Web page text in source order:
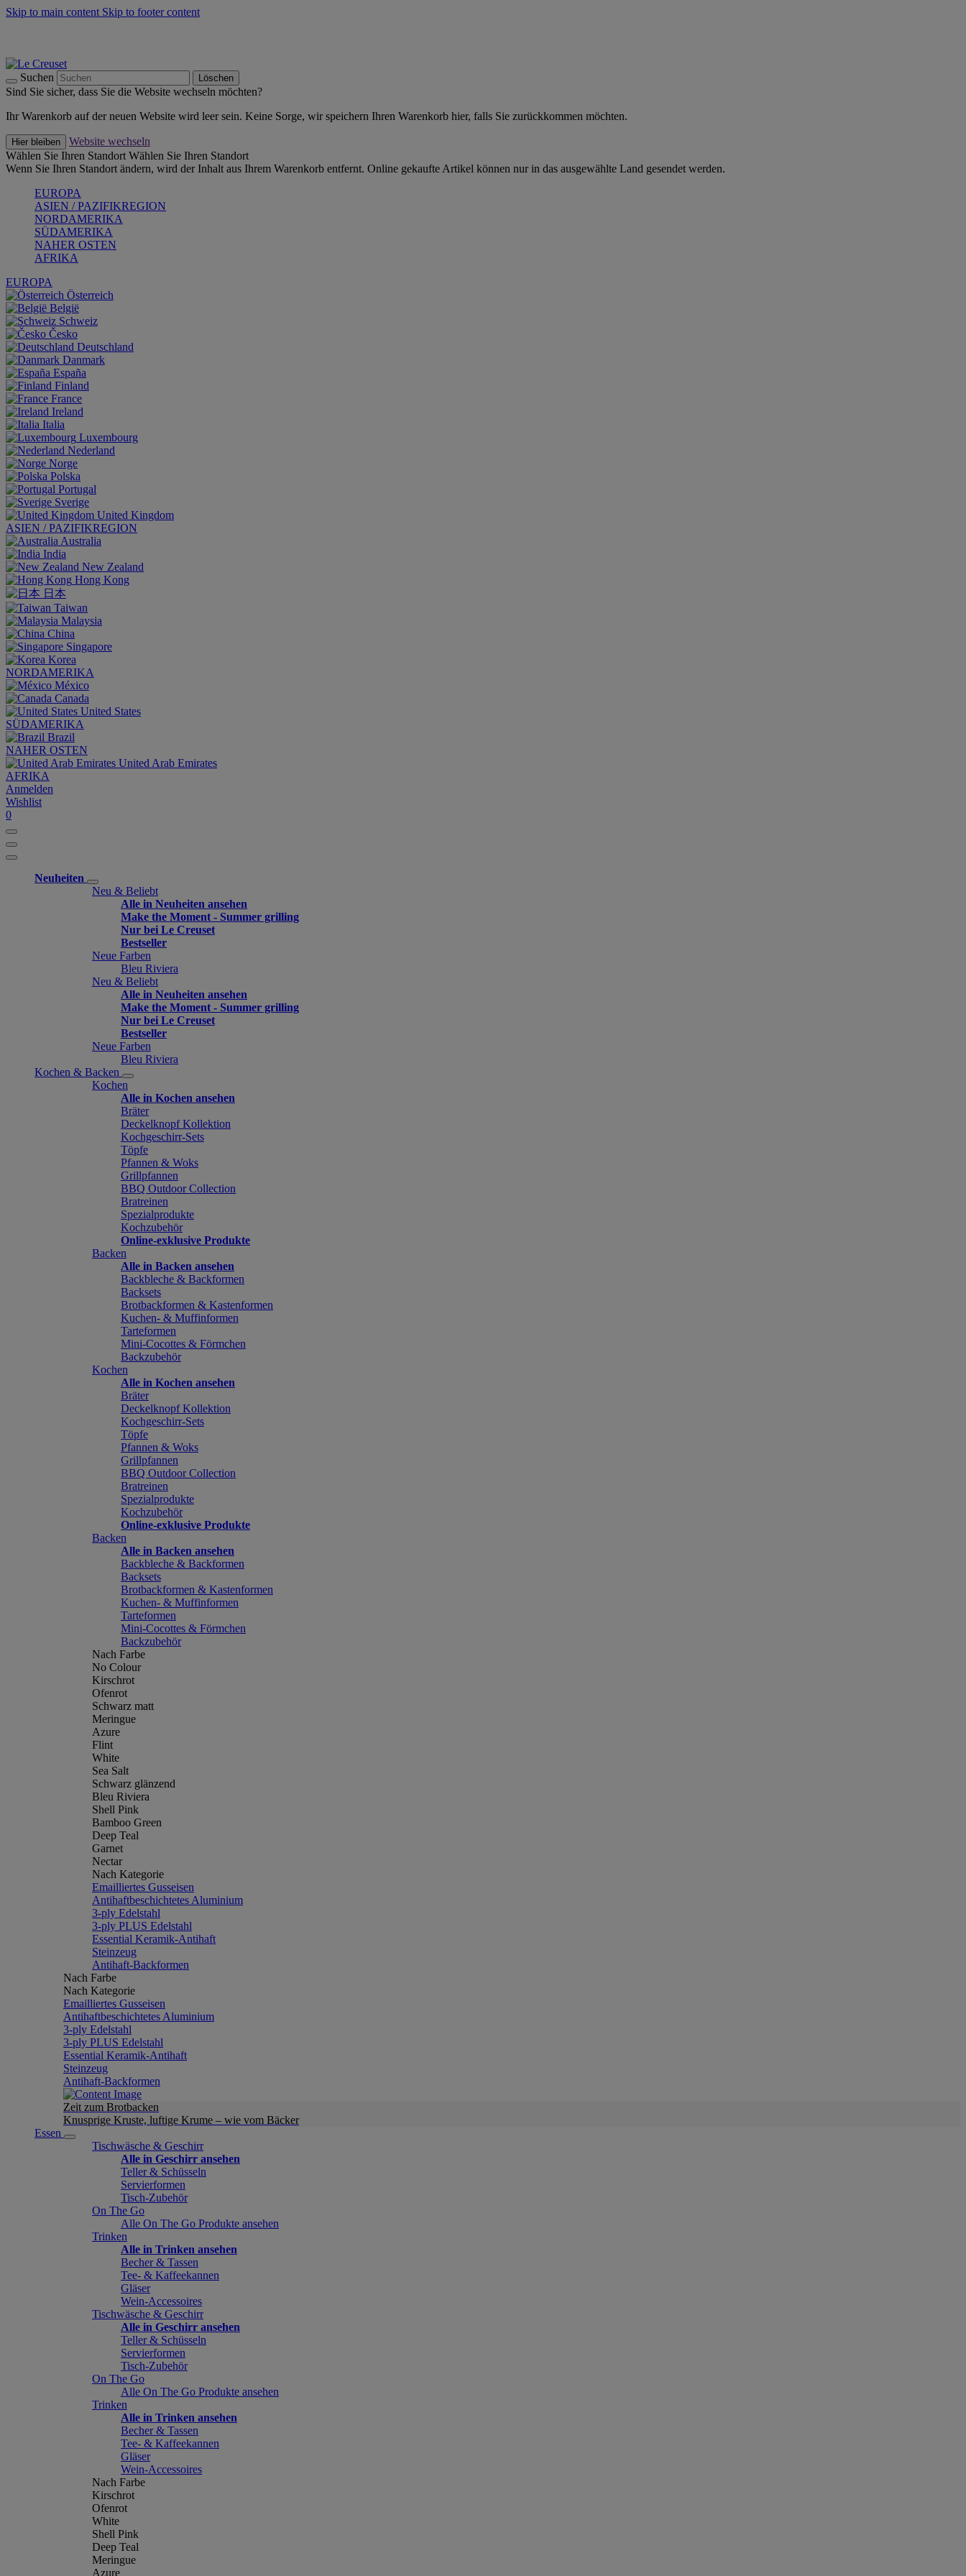
Skip to main content Skip to footer content
Suchen Löschen
Sind Sie sicher, dass Sie die Website wechseln möchten?
Ihr Warenkorb auf der neuen Website wird leer sein. Keine Sorge, wir speichern Ihren Warenkorb hier, falls Sie zurückkommen möchten.
Hier bleiben
Website wechseln
Wählen Sie Ihren Standort Wählen Sie Ihren Standort
Wenn Sie Ihren Standort ändern, wird der Inhalt aus Ihrem Warenkorb entfernt. Online gekaufte Artikel können nur in das ausgewählte Land gesendet werden.
EUROPA
ASIEN / PAZIFIKREGION
NORDAMERIKA
SÜDAMERIKA
NAHER OSTEN
AFRIKA
EUROPA
Österreich
België
Schweiz
Česko
Deutschland
Danmark
España
Finland
France
Ireland
Italia
Luxembourg
Nederland
Norge
Polska
Portugal
Sverige
United Kingdom
ASIEN / PAZIFIKREGION
Australia
India
New Zealand
Hong Kong
日本
Taiwan
Malaysia
China
Singapore
Korea
NORDAMERIKA
México
Canada
United States
SÜDAMERIKA
Brazil
NAHER OSTEN
United Arab Emirates
AFRIKA
Anmelden
Wishlist
0
Neuheiten
Neu & Beliebt
Alle in Neuheiten ansehen
Make the Moment - Summer grilling
Nur bei Le Creuset
Bestseller
Neue Farben
Bleu Riviera
Neu & Beliebt
Alle in Neuheiten ansehen
Make the Moment - Summer grilling
Nur bei Le Creuset
Bestseller
Neue Farben
Bleu Riviera
Kochen & Backen
Kochen
Alle in Kochen ansehen
Bräter
Deckelknopf Kollektion
Kochgeschirr-Sets
Töpfe
Pfannen & Woks
Grillpfannen
BBQ Outdoor Collection
Bratreinen
Spezialprodukte
Kochzubehör
Online-exklusive Produkte
Backen
Alle in Backen ansehen
Backbleche & Backformen
Backsets
Brotbackformen & Kastenformen
Kuchen- & Muffinformen
Tarteformen
Mini-Cocottes & Förmchen
Backzubehör
Kochen
Alle in Kochen ansehen
Bräter
Deckelknopf Kollektion
Kochgeschirr-Sets
Töpfe
Pfannen & Woks
Grillpfannen
BBQ Outdoor Collection
Bratreinen
Spezialprodukte
Kochzubehör
Online-exklusive Produkte
Backen
Alle in Backen ansehen
Backbleche & Backformen
Backsets
Brotbackformen & Kastenformen
Kuchen- & Muffinformen
Tarteformen
Mini-Cocottes & Förmchen
Backzubehör
Nach Farbe
No Colour
Kirschrot
Ofenrot
Schwarz matt
Meringue
Azure
Flint
White
Sea Salt
Schwarz glänzend
Bleu Riviera
Shell Pink
Bamboo Green
Deep Teal
Garnet
Nectar
Nach Kategorie
Emailliertes Gusseisen
Antihaftbeschichtetes Aluminium
3-ply Edelstahl
3-ply PLUS Edelstahl
Essential Keramik-Antihaft
Steinzeug
Antihaft-Backformen
Nach Farbe
Nach Kategorie
Emailliertes Gusseisen
Antihaftbeschichtetes Aluminium
3-ply Edelstahl
3-ply PLUS Edelstahl
Essential Keramik-Antihaft
Steinzeug
Antihaft-Backformen
Zeit zum Brotbacken
Knusprige Kruste, luftige Krume – wie vom Bäcker
Essen
Tischwäsche & Geschirr
Alle in Geschirr ansehen
Teller & Schüsseln
Servierformen
Tisch-Zubehör
On The Go
Alle On The Go Produkte ansehen
Trinken
Alle in Trinken ansehen
Becher & Tassen
Tee- & Kaffeekannen
Gläser
Wein-Accessoires
Tischwäsche & Geschirr
Alle in Geschirr ansehen
Teller & Schüsseln
Servierformen
Tisch-Zubehör
On The Go
Alle On The Go Produkte ansehen
Trinken
Alle in Trinken ansehen
Becher & Tassen
Tee- & Kaffeekannen
Gläser
Wein-Accessoires
Nach Farbe
Kirschrot
Ofenrot
White
Shell Pink
Deep Teal
Meringue
Azure